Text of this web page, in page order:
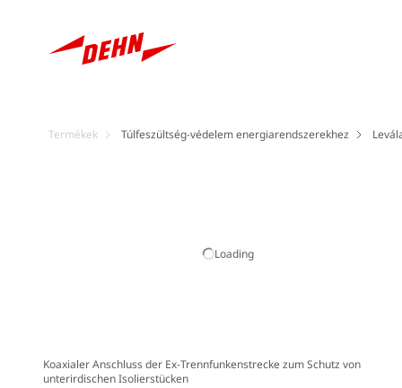
Termékek Túlfeszültség-védelem energiarendszerekhez
Loading
Koaxialer Anschluss der Ex-Trennfunkenstrecke zum Schutz von
unterirdischen Isolierstücken